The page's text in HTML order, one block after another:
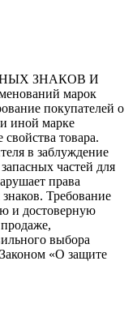
ЗНАКОВ И
марок
покупателей о
иной марке
свойства товара.
в заблуждение
частей для
права
Требование
и достоверную
выбора
«О защите